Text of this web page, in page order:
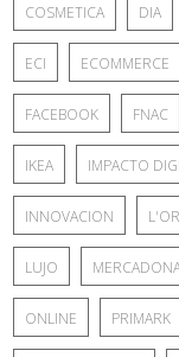
COSMETICA DIA
ECI ECOMMERCE
FACEBOOK FNAC
IKEA IMPACTO
INNOVACION
LUJO
ONLINE PRIMARK